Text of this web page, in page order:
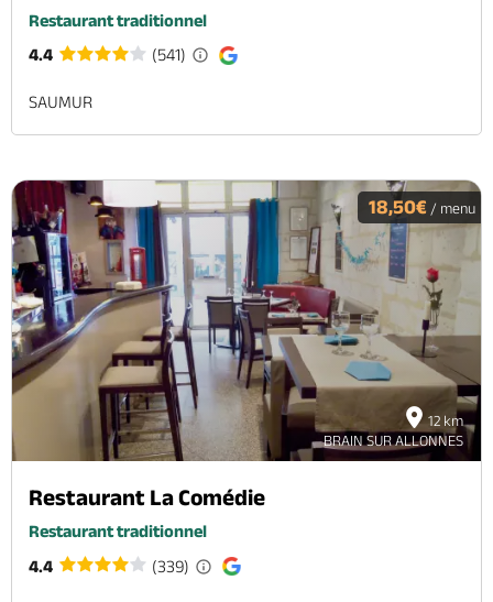
Restaurant traditionnel
4.4
(541)
SAUMUR
12 km
BRAIN SUR ALLONNES
18,50€ / menu
Restaurant La Comédie
Restaurant traditionnel
4.4
(339)